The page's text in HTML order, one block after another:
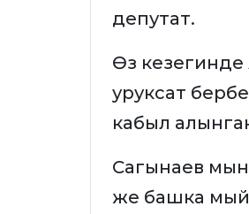
депутат.
Өз
уруксат
кабыл
Сагынаев
же башка